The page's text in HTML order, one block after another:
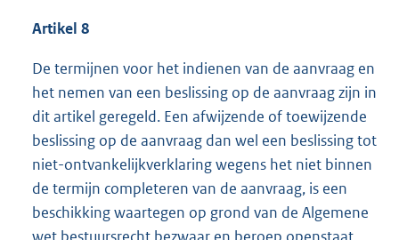
Artikel 8
De termijnen voor het indienen van de aanvraag en
het nemen van een beslissing op de aanvraag zijn in
dit artikel geregeld. Een afwijzende of toewijzende
beslissing op de aanvraag dan wel een beslissing tot
niet-ontvankelijkverklaring wegens het niet binnen
de termijn completeren van de aanvraag, is een
beschikking waartegen op grond van de Algemene